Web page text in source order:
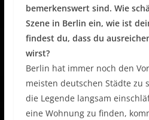
bemerkenswert sind. Wie
Szene in Berlin ein, wie ist
findest du, dass du
wirst?
Berlin hat immer noch den
meisten deutschen Städte zu
die Legende langsam
eine Wohnung zu finden,